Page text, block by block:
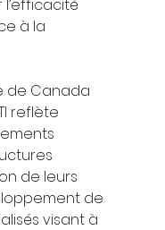
l’efficacité
à la
de Canada
reflète
de leurs
de
visant à